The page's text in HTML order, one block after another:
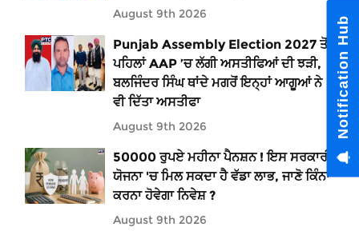
August 9th 2026
Punjab Assembly Election 2027 ਤੋਂ
ਪਹਿਲਾਂ AAP ’ਚ ਲੱਗੀ ਅਸਤੀਫਿਆਂ ਦੀ ਝੜੀ,
ਬਲਜਿੰਦਰ ਸਿੰਘ ਥਾਂਦੇ ਮਗਰੋਂ ਇਨ੍ਹਾਂ ਆਗੂਆਂ ਨੇ
ਵੀ ਦਿੱਤਾ ਅਸਤੀਫਾ
August 9th 2026
50000 ਰੁਪਏ ਮਹੀਨਾ ਪੈਨਸ਼ਨ ! ਇਸ ਸਰਕਾਰੀ
ਯੋਜਨਾ 'ਚ ਮਿਲ ਸਕਦਾ ਹੈ ਵੱਡਾ ਲਾਭ, ਜਾਣੋ ਕਿੰਨਾ
ਕਰਨਾ ਹੋਵੇਗਾ ਨਿਵੇਸ਼ ?
August 9th 2026
Notification Hub